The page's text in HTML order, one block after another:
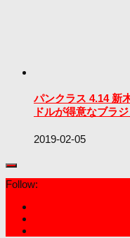
パンクラス 4.14 新
ドルが得意なブラ
2019-02-05
Follow: